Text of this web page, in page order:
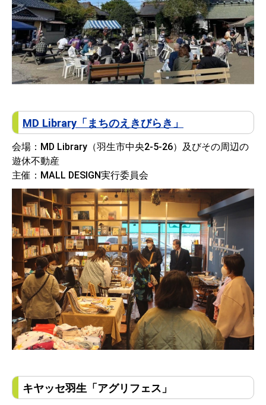
MD Library「まちのえきびらき」
会場：MD Library（羽生市中央2-5-26）及びその周辺の
遊休不動産
主催：MALL DESIGN実行委員会
キヤッセ羽生「アグリフェス」